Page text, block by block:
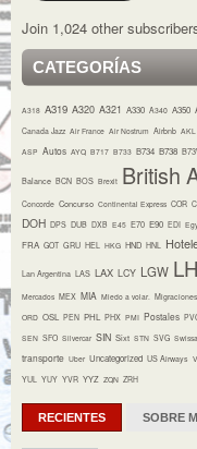
Join 1,024 other
CATEGORÍAS
A318 A319 A320 A321 A330 A340 A350
Canada Jazz Air France Air Nostrum Airbnb AKL
ASP Autos AYQ B717 B733 B734 B738
Balance BCN BOS Brexit British
Concorde Concurso Continental Express COR
DOH DPS DUB DXB E45 E70 E90 EDI
FRA GOT GRU HEL HKG HND HNL
Lan Argentina LAS LAX LCY LGW
Mercados MEX MIA Miedo a volar. Migraciones
ORD OSL PEN PHL PHX PMI Postales
SEN SFO Silvercar SIN Sixt STN SVG
transporte Uber Uncategorized US Airways
YUL YUY YVR YYZ ZQN ZRH
RECIENTES SOBRE